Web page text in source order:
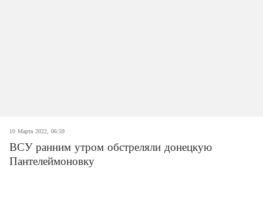
10 Марта 2022, 06:59
ВСУ ранним утром обстреляли донецкую
Пантелеймоновку